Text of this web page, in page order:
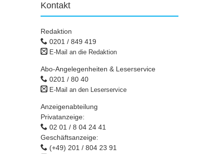
Kontakt
Redaktion
0201 / 849 419
E-Mail an die Redaktion
Abo-Angelegenheiten & Leserservice
0201 / 80 40
E-Mail an den Leserservice
Anzeigenabteilung
Privatanzeige:
02 01 / 8 04 24 41
Geschäftsanzeige:
(+49) 201 / 804 23 91